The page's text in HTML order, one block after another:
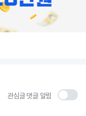
관심글 댓글 알림